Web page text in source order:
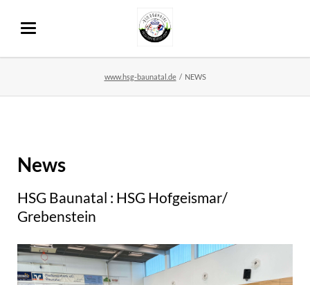
www.hsg-baunatal.de NEWS
News
HSG Baunatal : HSG Hofgeismar/
Grebenstein